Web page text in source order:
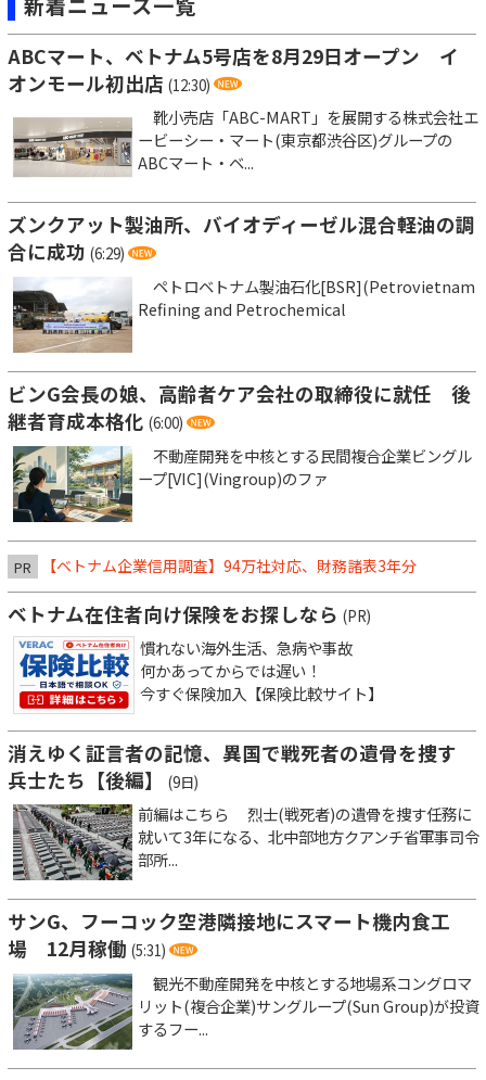
ABCマート、ベトナム5号店を8月29日オープン イ
オンモール初出店 (12:30)
靴小売店「ABC-MART」を展開する株式会社エ
ービーシー・マート(東京都渋谷区)グループの
ABCマート・ベ...
ズンクアット製油所、バイオディーゼル混合軽油の調
合に成功 (6:29)
ペトロベトナム製油石化[BSR](Petrovietnam
Refining and Petrochemical
ビンG会長の娘、高齢者ケア会社の取締役に就任 後
継者育成本格化 (6:00)
不動産開発を中核とする民間複合企業ビングル
ープ[VIC](Vingroup)のファ
PR 【ベトナム企業信用調査】94万社対応、財務諸表3年分
ベトナム在住者向け保険をお探しなら (PR)
慣れない海外生活、急病や事故
何かあってからでは遅い！
今すぐ保険加入【保険比較サイト】
消えゆく証言者の記憶、異国で戦死者の遺骨を捜す
兵士たち【後編】
(9日)
前編はこちら 烈士(戦死者)の遺骨を捜す任務に
就いて3年になる、北中部地方クアンチ省軍事司令
部所...
サンG、フーコック空港隣接地にスマート機内食工
場 12月稼働 (5:31)
観光不動産開発を中核とする地場系コングロマ
リット(複合企業)サングループ(Sun Group)が投資
するフー...